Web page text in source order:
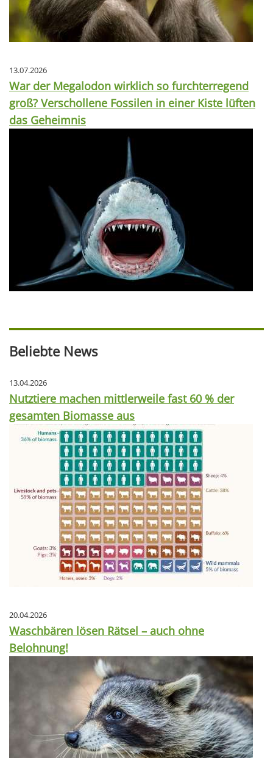
13.07.2026
War der Megalodon wirklich so furchterregend
groß? Verschollene Fossilen in einer Kiste lüften
das Geheimnis
Beliebte News
13.04.2026
Nutztiere machen mittlerweile fast 60 % der
gesamten Biomasse aus
20.04.2026
Waschbären lösen Rätsel – auch ohne
Belohnung!